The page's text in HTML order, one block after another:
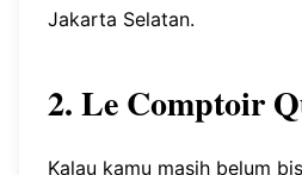
Jakarta Selatan.
2. Le Comptoir
Kalau kamu masih belum